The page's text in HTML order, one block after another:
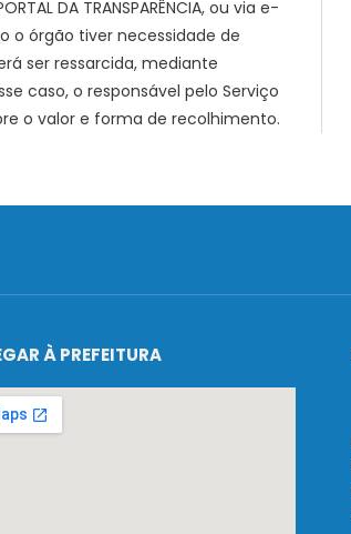
DA TRANSPARÊNCIA, ou via e-
o órgão tiver necessidade de
ser ressarcida, mediante
caso, o responsável pelo Serviço
o valor e forma de recolhimento.
À PREFEITURA